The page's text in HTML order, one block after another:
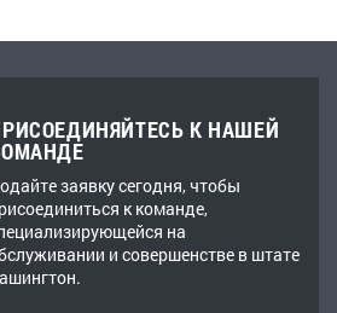
К НАШЕЙ
заявку сегодня, чтобы
к команде,
на
и совершенстве в штате